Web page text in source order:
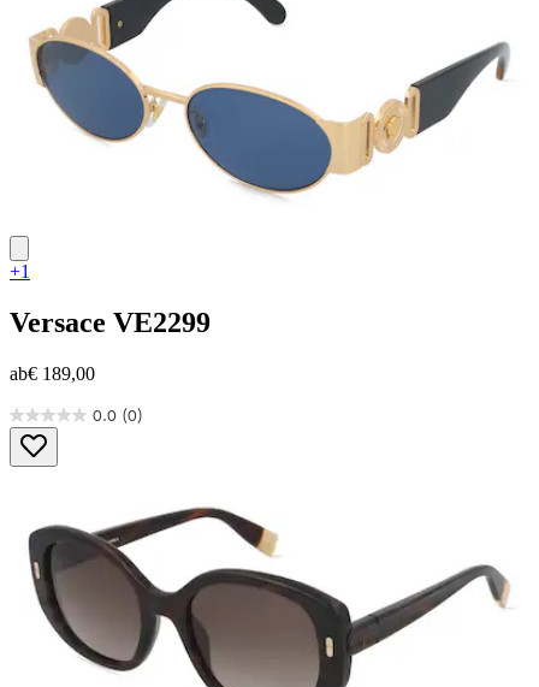
+1
Versace VE2299
ab€ 189,00
0.0 (0)
0.0
von
5